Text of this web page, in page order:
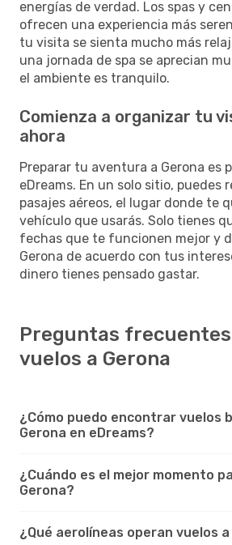
energías de verdad. Los spas y
ofrecen una experiencia más
tu visita se sienta mucho más
una jornada de spa se aprecian
el ambiente es tranquilo.
Comienza a organizar tu
ahora
Preparar tu aventura a Gerona es
eDreams. En un solo sitio, puedes
pasajes aéreos, el lugar donde te
vehículo que usarás. Solo tienes
fechas que te funcionen mejor y
Gerona de acuerdo con tus
dinero tienes pensado gastar.
Preguntas
vuelos a Gerona
¿Cómo puedo encontrar vuelos
Gerona en eDreams?
¿Cuándo es el mejor momento
Gerona?
¿Qué aerolíneas operan vuelos a